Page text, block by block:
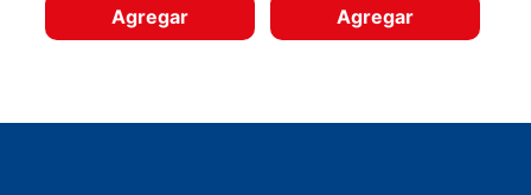
Agregar Agregar